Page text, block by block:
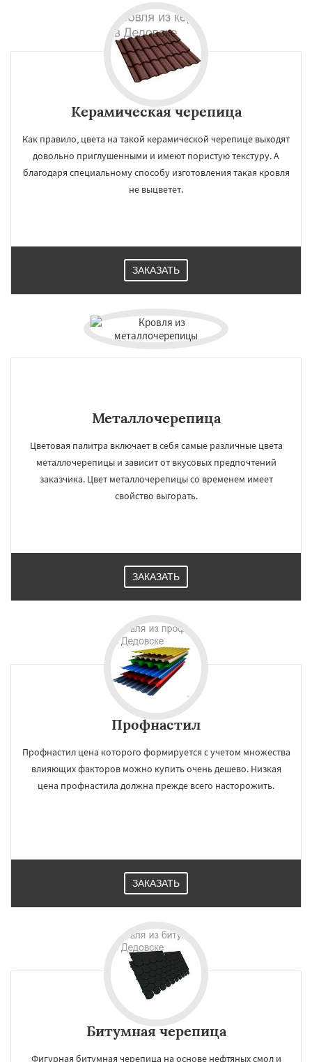
Керамическая черепица
Как правило, цвета на такой керамической черепице выходят
довольно приглушенными и имеют пористую текстуру. А
благодаря специальному способу изготовления такая кровля
не выцветет.
ЗАКАЗАТЬ
Металлочерепица
Цветовая палитра включает в себя самые различные цвета
металлочерепицы и зависит от вкусовых предпочтений
заказчика. Цвет металлочерепицы со временем имеет
свойство выгорать.
ЗАКАЗАТЬ
Профнастил
Профнастил цена которого формируется с учетом множества
влияющих факторов можно купить очень дешево. Низкая
цена профнастила должна прежде всего насторожить.
ЗАКАЗАТЬ
Битумная черепица
Фигурная битумная черепица на основе нефтяных смол и